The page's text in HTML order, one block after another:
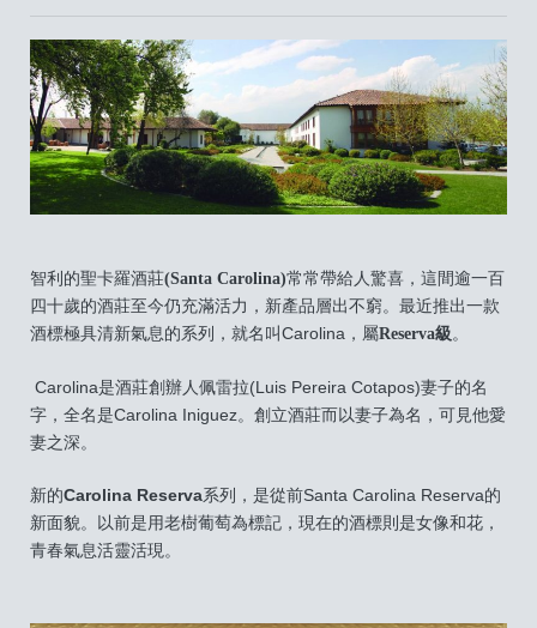
智利的聖卡羅酒莊(Santa Carolina)常常帶給人驚喜，這間逾一百
四十歲的酒莊至今仍充滿活力，新產品層出不窮。最近推出一款
酒標極具清新氣息的系列，就名叫Carolina，屬Reserva級。
Carolina是酒莊創辦人佩雷拉(Luis Pereira Cotapos)妻子的名
字，全名是Carolina Iniguez。創立酒莊而以妻子為名，可見他愛
妻之深。
新的Carolina Reserva系列，是從前Santa Carolina Reserva的
新面貌。以前是用老樹葡萄為標記，現在的酒標則是女像和花，
青春氣息活靈活現。